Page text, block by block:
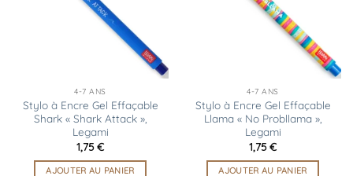
4-7 ANS
Stylo à Encre Gel Effaçable
Shark « Shark Attack »,
Legami
1,75€
AJOUTER AU PANIER
4-7 ANS
Stylo à Encre Gel Effaçable
Llama « No Probllama »,
Legami
1,75€
AJOUTER AU PANIER